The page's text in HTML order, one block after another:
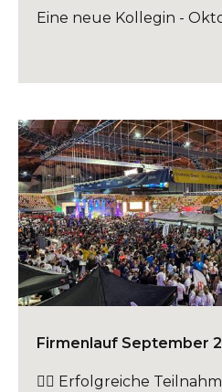
Eine neue Kollegin -
Firmenlauf September
🏃‍♂️ Erfolgreiche